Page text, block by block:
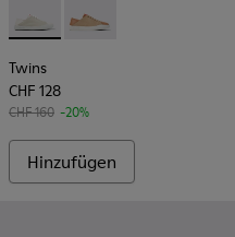
Sneaker aus
009
- K201885-008
Walk - K201885-007
Drift Walk - K201885-
Drift Walk -
Twins - K201670-009 -
Twins - K201670-007
Twins
CHF 128
CHF 160 -20%
Hinzufügen